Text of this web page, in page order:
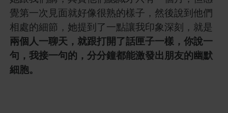
覺第一次見面就好像很熟的樣子，然後說到他們
相處的細節，她提到了一點讓我印象深刻，就是
兩個人一聊天，就跟打開了話匣子一樣，你說一
句，我接一句的，分分鐘都能激發出朋友的幽默
細胞。